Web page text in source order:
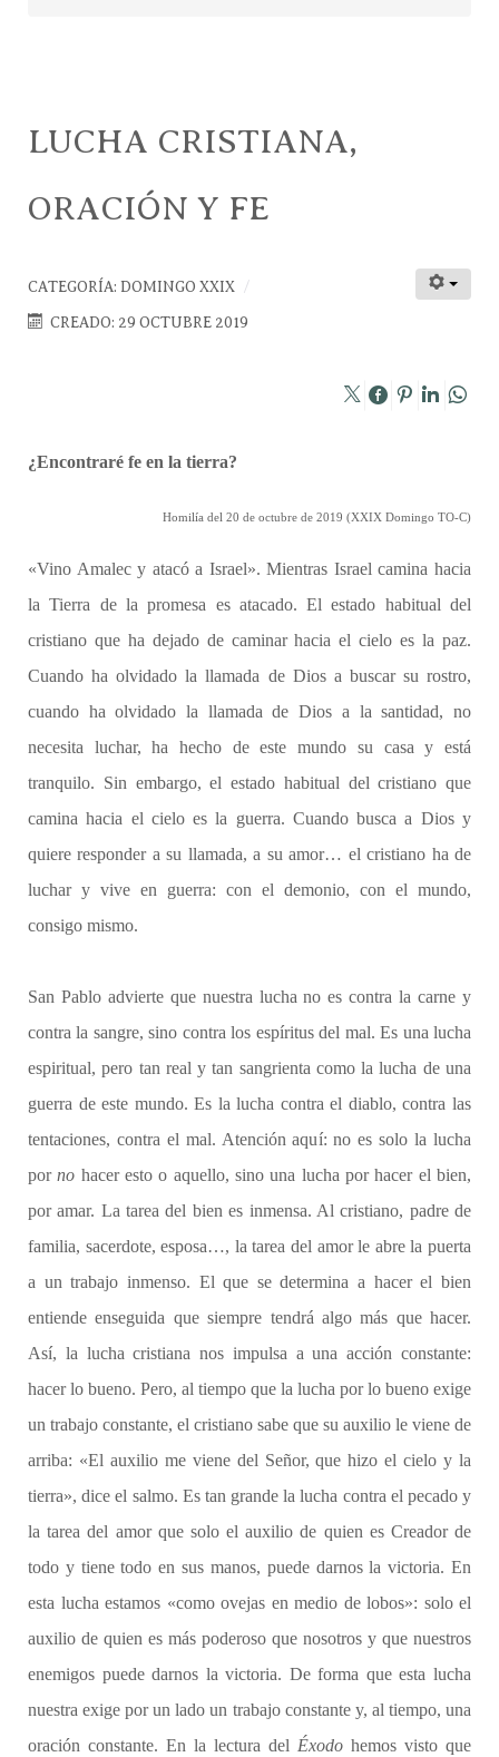
LUCHA CRISTIANA,
ORACIÓN Y FE
CATEGORÍA: DOMINGO XXIX
CREADO: 29 OCTUBRE 2019
¿Encontraré fe en la tierra?
Homilía del 20 de octubre de 2019 (XXIX Domingo TO-C)
«Vino Amalec y atacó a Israel». Mientras Israel camina hacia
la Tierra de la promesa es atacado. El estado habitual del
cristiano que ha dejado de caminar hacia el cielo es la paz.
Cuando ha olvidado la llamada de Dios a buscar su rostro,
cuando ha olvidado la llamada de Dios a la santidad, no
necesita luchar, ha hecho de este mundo su casa y está
tranquilo. Sin embargo, el estado habitual del cristiano que
camina hacia el cielo es la guerra. Cuando busca a Dios y
quiere responder a su llamada, a su amor… el cristiano ha de
luchar y vive en guerra: con el demonio, con el mundo,
consigo mismo.
San Pablo advierte que nuestra lucha no es contra la carne y
contra la sangre, sino contra los espíritus del mal. Es una lucha
espiritual, pero tan real y tan sangrienta como la lucha de una
guerra de este mundo. Es la lucha contra el diablo, contra las
tentaciones, contra el mal. Atención aquí: no es solo la lucha
porno hacer esto o aquello, sino una lucha por hacer el bien,
por amar. La tarea del bien es inmensa. Al cristiano, padre de
familia, sacerdote, esposa…, la tarea del amor le abre la puerta
a un trabajo inmenso. El que se determina a hacer el bien
entiende enseguida que siempre tendrá algo más que hacer.
Así, la lucha cristiana nos impulsa a una acción constante:
hacer lo bueno. Pero, al tiempo que la lucha por lo bueno exige
un trabajo constante, el cristiano sabe que su auxilio le viene de
arriba: «El auxilio me viene del Señor, que hizo el cielo y la
tierra», dice el salmo. Es tan grande la lucha contra el pecado y
la tarea del amor que solo el auxilio de quien es Creador de
todo y tiene todo en sus manos, puede darnos la victoria. En
esta lucha estamos «como ovejas en medio de lobos»: solo el
auxilio de quien es más poderoso que nosotros y que nuestros
enemigos puede darnos la victoria. De forma que esta lucha
nuestra exige por un lado un trabajo constante y, al tiempo, una
oración constante. En la lectura del Éxodo hemos visto que